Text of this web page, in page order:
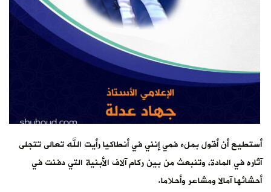
أستطيع أن أقول بملء فمي إنني في أنطاكيا رأيت الله تعالى تتجلى
آثاره في المادة، وتنبعث من بين ركام آلاف الأبنية التي دفنت في
أحشائها آمالا ومشاعر وأحلاما.